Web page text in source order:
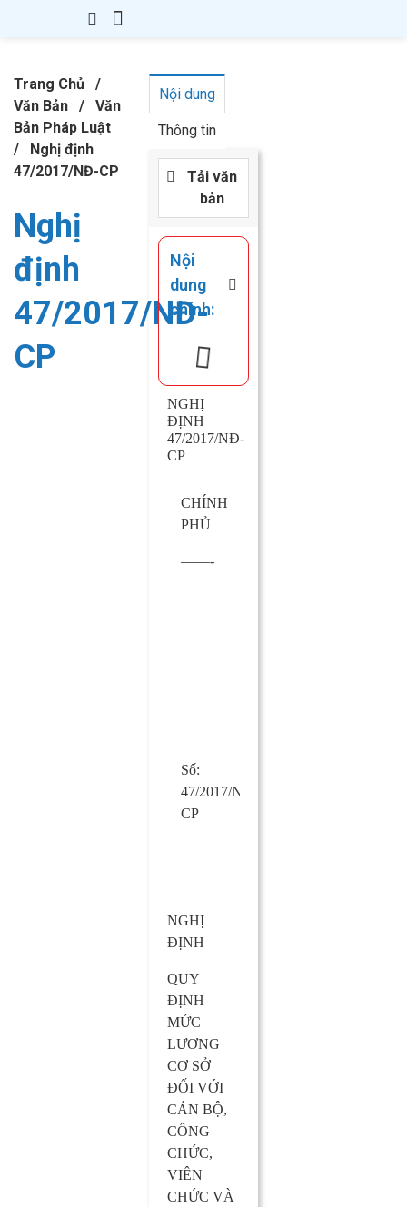
Trang Chủ
/
Văn Bản
/
Văn
Bản Pháp Luật
/
Nghị định
47/2017/NĐ-CP
Nghị
định
47/2017/NĐ-
CP
Nội dung
Thông tin
Tải văn
bản
Nội
dung
chính:
NGHỊ
ĐỊNH
47/2017/NĐ-
CP
CHÍNH
PHỦ
——-
Số:
47/2017/NĐ-
CP
NGHỊ
ĐỊNH
QUY
ĐỊNH
MỨC
LƯƠNG
CƠ SỞ
ĐỐI VỚI
CÁN BỘ,
CÔNG
CHỨC,
VIÊN
CHỨC VÀ